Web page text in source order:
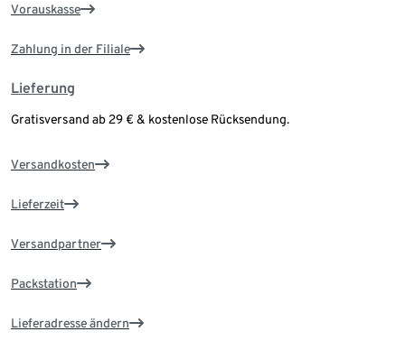
Vorauskasse
Zahlung in der Filiale
Lieferung
Gratisversand ab 29 € & kostenlose Rücksendung.
Versandkosten
Lieferzeit
Versandpartner
Packstation
Lieferadresse ändern